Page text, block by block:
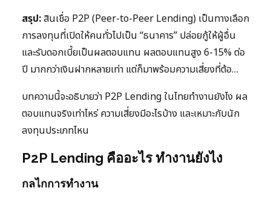
สรุป:สินเชื่อ P2P (Peer-to-Peer Lending) เป็นทางเลือก
การลงทุนที่เปิดให้คนทั่วไปเป็น “ธนาคาร” ปล่อยกู้ให้ผู้อื่น
และรับดอกเบี้ยเป็นผลตอบแทน ผลตอบแทนสูง 6-15% ต่อ
ปี มากกว่าเงินฝากหลายเท่า แต่ก็มาพร้อมความเสี่ยงที่ต้อ…
บทความนี้จะอธิบายว่า P2P Lending ในไทยทำงานยังไง ผล
ตอบแทนจริงเท่าไหร่ ความเสี่ยงมีอะไรบ้าง และเหมาะกับนัก
ลงทุนประเภทไหน
P2P Lending คืออะไร ทำงานยังไง
กลไกการทำงาน